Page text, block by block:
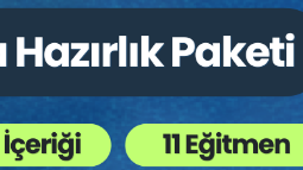
Oturum: Taşınmazlarla İlgili
Sözleşmeler Video Kaydı
360
Sepete Ekle